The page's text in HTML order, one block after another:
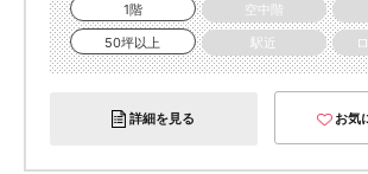
1階
空中階
50坪以上
駅近
詳細を見る お気